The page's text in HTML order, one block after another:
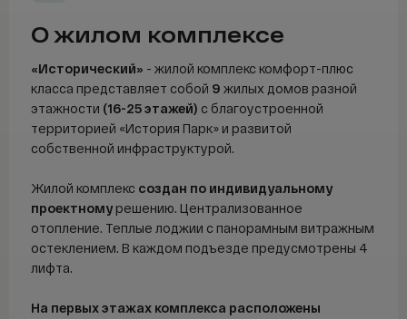
Каталог
Новостройки
Сервисы AFLAT
Таиланд
Аренда
Покупка
Ипотечный калькулятор
О жилом комплексе
«Исторический» - жилой комплекс комфорт-плюс
класса представляет собой 9 жилых домов разной
этажности (16-25 этажей) с благоустроенной
территорией «История Парк» и развитой
собственной инфраструктурой.
Жилой комплекс создан по индивидуальному
проектномурешению. Централизованное
отопление. Теплые лоджии с панорамным витражным
остеклением. В каждом подъезде предусмотрены 4
лифта.
На первых этажах комплекса расположены